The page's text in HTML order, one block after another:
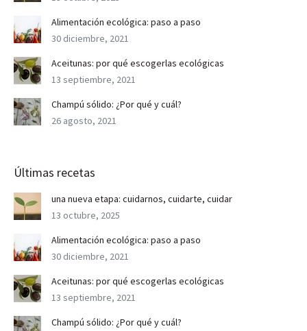
Alimentación ecológica: paso a paso
30 diciembre, 2021
Aceitunas: por qué escogerlas ecológicas
13 septiembre, 2021
Champú sólido: ¿Por qué y cuál?
26 agosto, 2021
Últimas recetas
una nueva etapa: cuidarnos, cuidarte, cuidar
13 octubre, 2025
Alimentación ecológica: paso a paso
30 diciembre, 2021
Aceitunas: por qué escogerlas ecológicas
13 septiembre, 2021
Champú sólido: ¿Por qué y cuál?